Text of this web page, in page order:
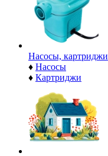
Насосы, картриджи
♦ Насосы
♦ Картриджи